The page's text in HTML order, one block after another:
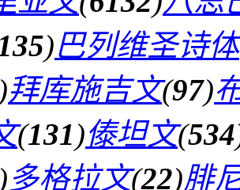
)巴列维圣诗体
)拜库施吉文(97)
(131)傣坦文(534
)多格拉文(22)腓